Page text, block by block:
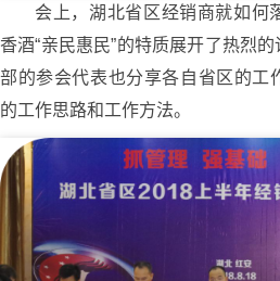
会上，湖北省区经销商就如何
香酒“亲民惠民”的特质展开了热烈
部的参会代表也分享各自省区的工
的工作思路和工作方法。